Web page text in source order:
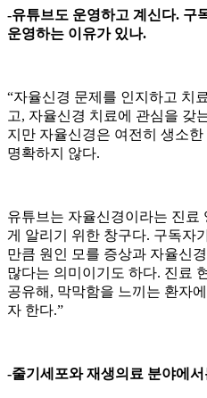
-유튜브도 운영하고 계신다. 구
운영하는 이유가 있나.
“자율신경 문제를 인지하고 치
고, 자율신경 치료에 관심을 갖
지만 자율신경은 여전히 생소
명확하지 않다.
유튜브는 자율신경이라는 진료
게 알리기 위한 창구다. 구독자
만큼 원인 모를 증상과 자율신
많다는 의미이기도 하다. 진료
공유해, 막막함을 느끼는 환자
자 한다.”
-줄기세포와 재생의료 분야에